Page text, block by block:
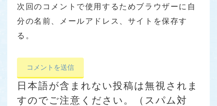
次回のコメントで使用するためブラウザーに自
分の名前、メールアドレス、サイトを保存す
る。
日本語が含まれない投稿は無視されま
すのでご注意ください。（スパム対